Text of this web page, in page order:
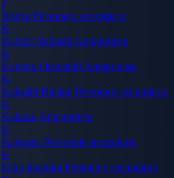
J
Jiraiya Personaje secundario
K
Kabuto Yakushi Antagonista
K
Kaguya Otsutsuki Antagonista
K
Kakashi Hatake Personaje secundario
K
Kakuzu Antagonista
K
Kankuro Personaje secundario
K
Kiba Inuzuka Personaje secundario